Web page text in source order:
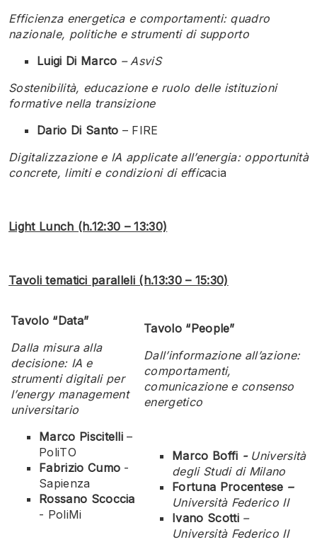
Efficienza energetica e comportamenti: quadro
nazionale, politiche e strumenti di supporto
Luigi Di Marco – AsviS
Sostenibilità, educazione e ruolo delle istituzioni
formative nella transizione
Dario Di Santo – FIRE
Digitalizzazione e IA applicate all’energia: opportunità
concrete, limiti e condizioni di efficacia
Light Lunch (h.12:30 – 13:30)
Tavolitematici paralleli (h.13:30 – 15:30)
Tavolo “Data”
Dalla misura alla
decisione: IA e
strumenti digitali per
l’energy management
universitario
Marco Piscitelli –
PoliTO
Fabrizio Cumo -
Sapienza
Rossano Scoccia
- PoliMi
Tavolo “People”
Dall’informazione all’azione:
comportamenti,
comunicazione e consenso
energetico
Marco Boffi -Università
degli Studi di Milano
Fortuna Procentese –
Università Federico II
Ivano Scotti –
Università Federico II